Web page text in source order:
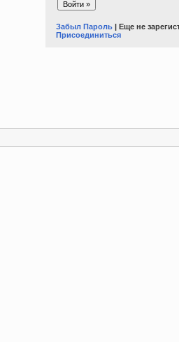
Забыл Пароль | Еще не
Присоединиться